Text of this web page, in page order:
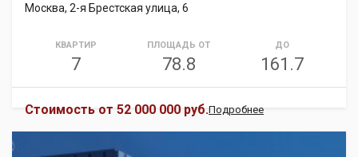
Москва, 2-я Брестская улица, 6
КВАРТИР
7
ПЛОЩАДЬ ОТ
78.8
ДО
161.7
Стоимость от 52 000 000 руб.Подробнее